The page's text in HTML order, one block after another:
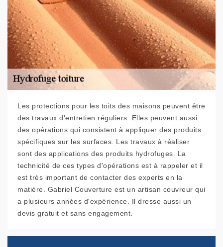
Les protections pour les toits des maisons peuvent être
des travaux d'entretien réguliers. Elles peuvent aussi
des opérations qui consistent à appliquer des produits
spécifiques sur les surfaces. Les travaux à réaliser
sont des applications des produits hydrofuges. La
technicité de ces types d'opérations est à rappeler et il
est très important de contacter des experts en la
matière. Gabriel Couverture est un artisan couvreur qui
a plusieurs années d'expérience. Il dresse aussi un
devis gratuit et sans engagement.